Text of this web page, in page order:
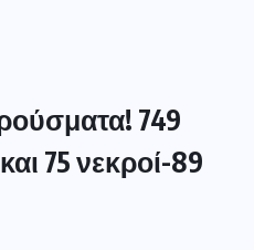
749
75 νεκροί-89